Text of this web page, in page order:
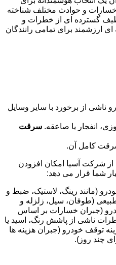
و حوادث مختلف شناخته
طیف گسترده ای از خطرات و
ارزشمند برای تمامی رانندگان
ناشی از برخورد با سایر وسایل
انفجار یا صاعقه. سرقت
کامل آن.
از شرکت آسیا امکان افزودن
شما قرار می دهد:
(مانند رینگ، لاستیک، ضبط و
(طوفان، سیل، زلزله و
(جبران خسارات بر اساس
ناشی از پاشش رنگ، اسید یا
توقف خودرو (جبران هزینه ها
چند روز).